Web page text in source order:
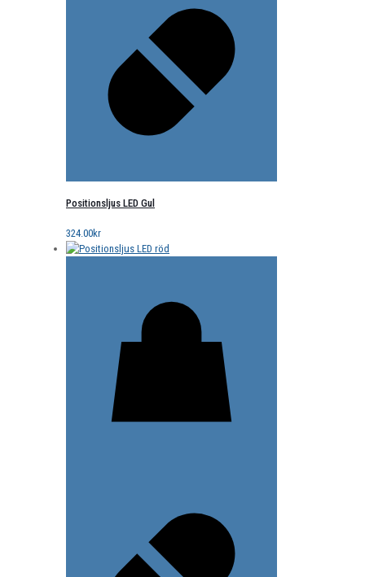
Positionsljus LED Gul
324.00kr